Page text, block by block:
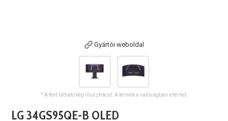
Gyártói weboldal
* A fent látható kép illusztráció. A termék a valóságban eltérhet.
LG 34GS95QE-B OLED